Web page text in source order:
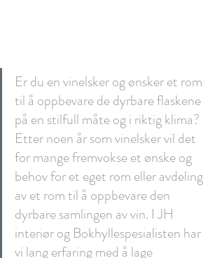
Er du en vinelsker og ønsker et rom
til å oppbevare de dyrbare flaskene
på en stilfull måte og i riktig klima?
Etter noen år som vinelsker vil det
for mange fremvokse et ønske og
behov for et eget rom eller avdeling
av et rom til å oppbevare den
dyrbare samlingen av vin. I JH
interiør og Bokhyllespesialisten har
vi lang erfaring med å lage